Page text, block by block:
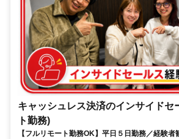
キャッシュレス決済のインサイドセ
ト勤務)
【フルリモート勤務OK】平日５日勤務／経験